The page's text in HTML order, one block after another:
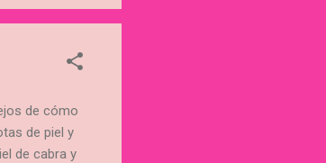
de cómo
de piel y
de cabra y